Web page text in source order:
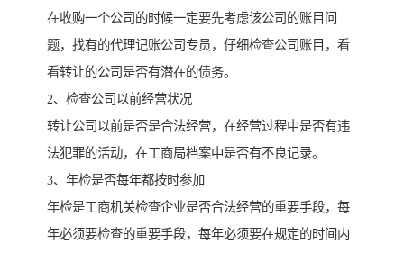
在收购一个公司的时候一定要先考虑该公司的账目问
题，找有的代理记账公司专员，仔细检查公司账目，看
看转让的公司是否有潜在的债务。
2、检查公司以前经营状况
转让公司以前是否是合法经营，在经营过程中是否有违
法犯罪的活动，在工商局档案中是否有不良记录。
3、年检是否每年都按时参加
年检是工商机关检查企业是否合法经营的重要手段，每
年必须要检查的重要手段，每年必须要在规定的时间内